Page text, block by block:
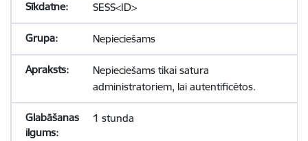
SESS<ID>
Nepieciešams
Nepieciešams tikai satura
administratoriem, lai autentificētos.
1 stunda